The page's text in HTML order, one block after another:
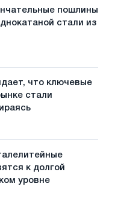
пошлины
стали из
что ключевые
стали
к долгой
уровне